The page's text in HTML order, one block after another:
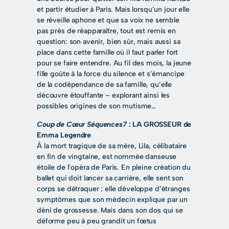
et partir étudier à Paris. Mais lorsqu’un jour elle
se réveille aphone et que sa voix ne semble
pas près de réapparaître, tout est remis en
question: son avenir, bien sûr, mais aussi sa
place dans cette famille où il faut parler fort
pour se faire entendre. Au fil des mois, la jeune
fille goûte à la force du silence et s’émancipe
de la codépendance de sa famille, qu’elle
découvre étouffante – explorant ainsi les
possibles origines de son mutisme…
Coup de Cœur Séquences7: LA GROSSEUR de
Emma Legendre
À la mort tragique de sa mère, Lila, célibataire
en fin de vingtaine, est nommée danseuse
étoile de l’opéra de Paris. En pleine création du
ballet qui doit lancer sa carrière, elle sent son
corps se détraquer : elle développe d’étranges
symptômes que son médecin explique par un
déni de grossesse. Mais dans son dos qui se
déforme peu à peu grandit un fœtus